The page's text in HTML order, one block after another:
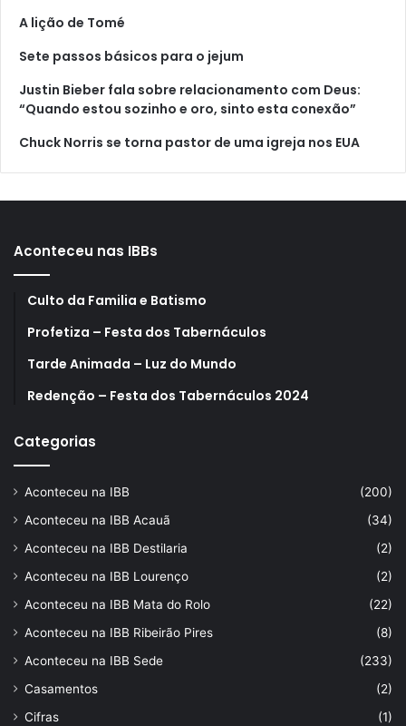
A lição de Tomé
Sete passos básicos para o jejum
Justin Bieber fala sobre relacionamento com Deus:
“Quando estou sozinho e oro, sinto esta conexão”
Chuck Norris se torna pastor de uma igreja nos EUA
Aconteceu nas IBBs
Culto da Familia e Batismo
Profetiza – Festa dos Tabernáculos
Tarde Animada – Luz do Mundo
Redenção – Festa dos Tabernáculos 2024
Categorias
Aconteceu na IBB
(200)
Aconteceu na IBB Acauã
(34)
Aconteceu na IBB Destilaria
(2)
Aconteceu na IBB Lourenço
(2)
Aconteceu na IBB Mata do Rolo
(22)
Aconteceu na IBB Ribeirão Pires
(8)
Aconteceu na IBB Sede
(233)
Casamentos
(2)
Cifras
(1)